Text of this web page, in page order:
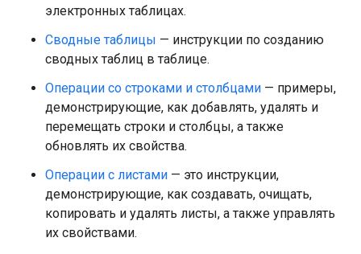
электронных таблицах.
Сводные таблицы — инструкции по созданию
сводных таблиц в таблице.
Операции со строками и столбцами — примеры,
демонстрирующие, как добавлять, удалять и
перемещать строки и столбцы, а также
обновлять их свойства.
Операции с листами — это инструкции,
демонстрирующие, как создавать, очищать,
копировать и удалять листы, а также управлять
их свойствами.